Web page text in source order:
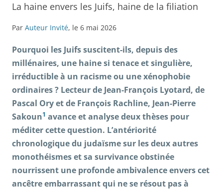
La haine envers les Juifs, haine de la filiation
Par Auteur Invité, le 6 mai 2026
Pourquoi les Juifs suscitent-ils, depuis des
millénaires, une haine si tenace et singulière,
irréductible à un racisme ou une xénophobie
ordinaires ? Lecteur de Jean-François Lyotard, de
Pascal Ory et de François Rachline, Jean-Pierre
Sakoun1 avance et analyse deux thèses pour
méditer cette question. L’antériorité
chronologique du judaïsme sur les deux autres
monothéismes et sa survivance obstinée
nourrissent une profonde ambivalence envers cet
ancêtre embarrassant qui ne se résout pas à